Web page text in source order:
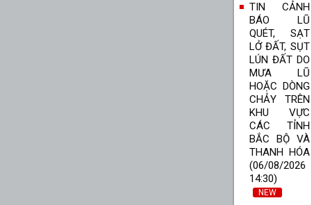
TIN CẢNH
BÁO LŨ
QUÉT, SẠT
LỞ ĐẤT, SỤT
LÚN ĐẤT DO
MƯA LŨ
HOẶC DÒNG
CHẢY TRÊN
KHU VỰC
CÁC TỈNH
BẮC BỘ VÀ
THANH HÓA
(06/08/2026
14:30)
NEW